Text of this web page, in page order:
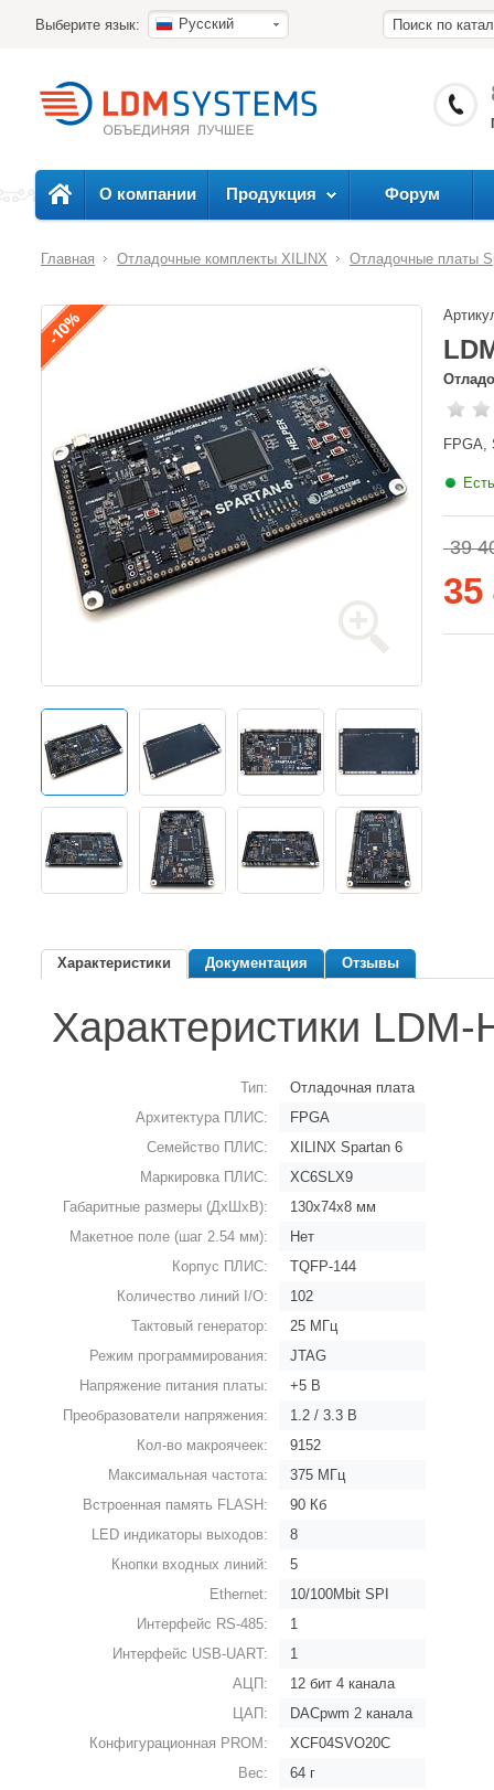
Выберите язык: Русский
О компании Продукция Форум
Главная Отладочные комплекты XILINX Отладочные платы
FPGA,
39
Характеристики Документация Отзывы
Характеристики
Тип:
Отладочная плата
Архитектура ПЛИС:
FPGA
Семейство ПЛИС:
XILINX Spartan 6
Маркировка ПЛИС:
XC6SLX9
Габаритные размеры (ДхШхВ):
130х74х8 мм
Макетное поле (шаг 2.54 мм):
Нет
Корпус ПЛИС:
TQFP-144
Количество линий I/O:
102
Тактовый генератор:
25 МГц
Режим программирования:
JTAG
Напряжение питания платы:
+5 В
Преобразователи напряжения:
1.2 / 3.3 В
Кол-во макроячеек:
9152
Максимальная частота:
375 МГц
Встроенная память FLASH:
90 Кб
LED индикаторы выходов:
8
Кнопки входных линий:
5
Ethernet:
10/100Mbit SPI
Интерфейс RS-485:
1
Интерфейс USB-UART:
1
АЦП:
12 бит 4 канала
ЦАП:
DACpwm 2 канала
Конфигурационная PROM:
XCF04SVO20C
Вес:
64 г